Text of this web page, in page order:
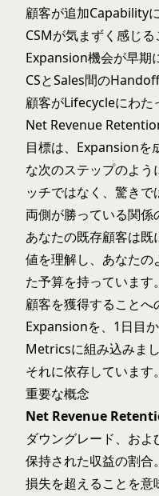
顧客が追加Capability
CSMが気まずく感じ
Expansion機会が早期
CSとSales間の
顧客がLifecycleにわた
Net Revenue
目標は、Expansionを
な次のステップのよ
ッチではなく、驚きで
両側が勝っている関係
あなたの既存顧客は
値を理解し、あなた
た予算を持っていま
顧客を獲得することへ
Expansionを、1日目
Metricsに組み込みま
それに依存しています。
重要な概念
Net Revenue
ダウングレード、お
保持された収益の割
損失を超えることを意